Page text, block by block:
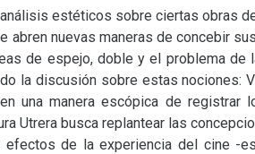
estéticos sobre ciertas obras
nuevas maneras de concebir
de espejo, doble y el problema
la discusión sobre estas nociones:
una manera escópica de registrar
Utrera busca replantear las
efectos de la experiencia del cine -